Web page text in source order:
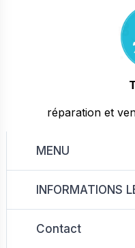
réparation et
MENU
INFORMATIONS
Contact